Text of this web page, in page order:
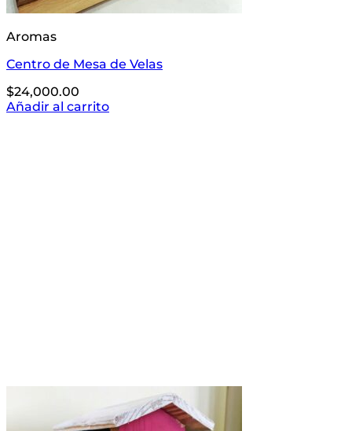
Aromas
Centro de Mesa de Velas
$24,000.00
Añadir al carrito